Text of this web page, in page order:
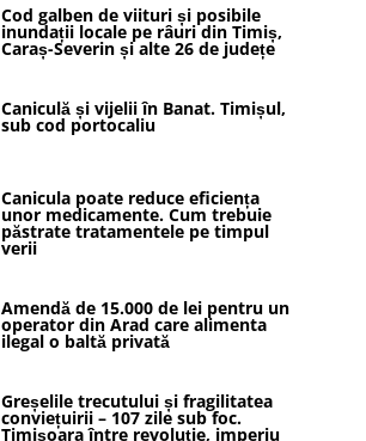
Cod galben de viituri și posibile
inundații locale pe râuri din Timiș,
Caraș-Severin și alte 26 de județe
Caniculă și vijelii în Banat. Timișul,
sub cod portocaliu
Canicula poate reduce eficiența
unor medicamente. Cum trebuie
păstrate tratamentele pe timpul
verii
Amendă de 15.000 de lei pentru un
operator din Arad care alimenta
ilegal o baltă privată
Greșelile trecutului și fragilitatea
conviețuirii – 107 zile sub foc.
Timișoara între revoluție, imperiu